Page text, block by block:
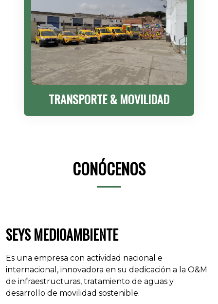
TRANSPORTE & MOVILIDAD
CONÓCENOS
SEYS MEDIOAMBIENTE
Es una empresa con actividad nacional e
internacional, innovadora en su dedicación a la O&M
de infraestructuras, tratamiento de aguas y
desarrollo de movilidad sostenible.